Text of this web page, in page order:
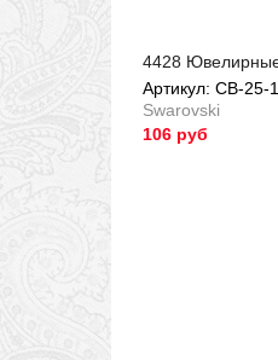
4428
Артикул: СВ-25-
Swarovski
106 руб